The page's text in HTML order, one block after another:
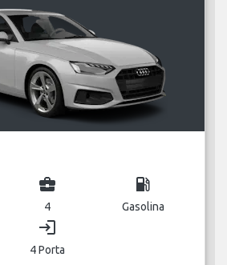
business_center
4
local_gas_station
Gasolina
login
4 Porta